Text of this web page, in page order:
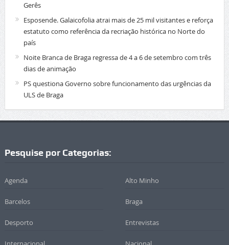
Gerês
Esposende. Galaicofolia atrai mais de 25 mil visitantes e reforça
estatuto como referência da recriação histórica no Norte do
país
Noite Branca de Braga regressa de 4 a 6 de setembro com três
dias de animação
PS questiona Governo sobre funcionamento das urgências da
ULS de Braga
Pesquise por Categorias:
Agenda Alto Minho
Barcelos Braga
Desporto Entrevistas